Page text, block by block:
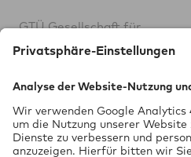
GTÜ Ge­sell­schaft für
Tech­ni­sche Über­wa­chung mbH
70567 Stuttgart
FON 0711 97676-0